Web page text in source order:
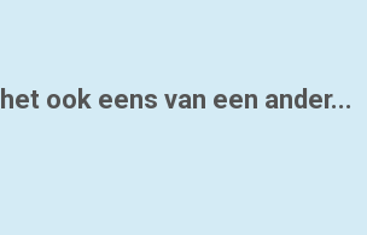
ook eens van een ander...